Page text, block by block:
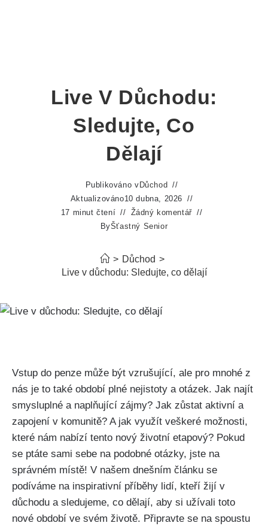
Live V Důchodu:
Sledujte, Co
Dělají
Publikováno v Důchod
Aktualizováno10 dubna, 2026
17 minut čtení
Žádný komentář
ByŠťastný Senior
> Důchod >
Live v důchodu: Sledujte, co dělají
Vstup do penze může být vzrušující, ale pro mnohé z
nás je to také období plné nejistoty a otázek. Jak najít
smysluplné a naplňující zájmy? Jak zůstat aktivní a
zapojení v komunitě? A jak využít veškeré možnosti,
které nám nabízí tento nový životní etapový? Pokud
se ptáte sami sebe na podobné otázky, jste na
správném místě! V našem dnešním článku se
podíváme na inspirativní příběhy lidí, kteří žijí v
důchodu a sledujeme, co dělají, aby si užívali toto
nové období ve svém životě. Připravte se na spoustu